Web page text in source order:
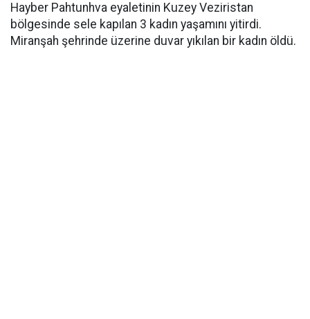
Hayber Pahtunhva eyaletinin Kuzey Veziristan
bölgesinde sele kapılan 3 kadın yaşamını yitirdi.
Miranşah şehrinde üzerine duvar yıkılan bir kadın öldü.